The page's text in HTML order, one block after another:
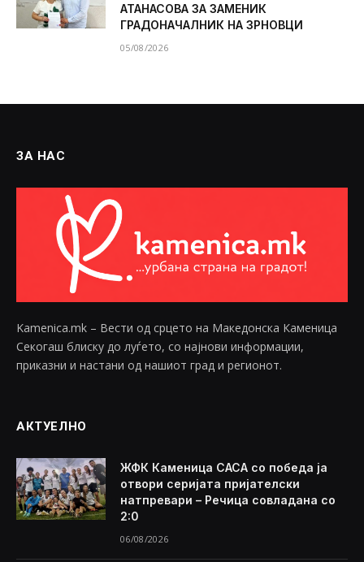
АТАНАСОВА ЗА ЗАМЕНИК
ГРАДОНАЧАЛНИК НА ЗРНОВЦИ
05/08/2026
ЗА НАС
Kamenica.mk – Вести од срцето на Македонска Каменица
Секогаш блиску до луѓето, со најнови информации,
приказни и настани од нашиот град и регионот.
АКТУЕЛНО
ЖФК Каменица САСА со победа ја
отвори серијата пријателски
натпревари – Речица совладана со
2:0
06/08/2026